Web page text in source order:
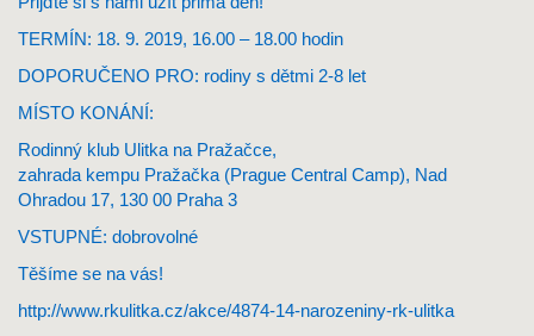
TERMÍN: 18. 9. 2019, 16.00 – 18.00 hodin
DOPORUČENO PRO: rodiny s dětmi 2-8 let
MÍSTO KONÁNÍ:
Rodinný klub Ulitka na Pražačce,
zahrada kempu Pražačka (Prague Central Camp), Nad
Ohradou 17, 130 00 Praha 3
VSTUPNÉ: dobrovolné
Těšíme se na vás!
http://www.rkulitka.cz/akce/4874-14-narozeniny-rk-ulitka